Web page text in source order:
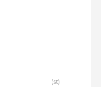
st